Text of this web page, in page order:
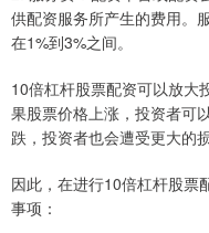
供配资服务所产生的费用。
在1%到3%之间。
10倍杠杆股票配资可以放大
果股票价格上涨，投资者可
跌，投资者也会遭受更大的损
因此，在进行10倍杠杆股票
事项：